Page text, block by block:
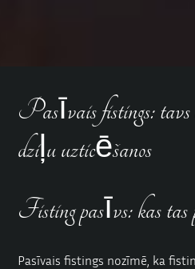
Pasīvais fistings: tavs
dziļu uzticēšanos
Fisting pasīvs: kas
Pasīvais fistings nozīmē, ka